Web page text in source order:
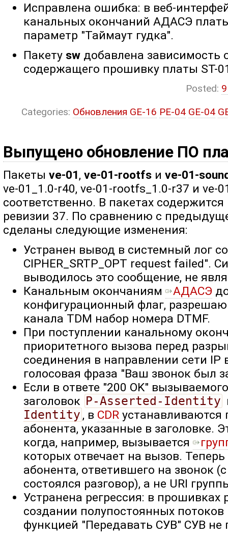
Исправлена ошибка: в веб-
канальных окончаний АДАСЭ
параметр "Таймаут гудка".
Пакету sw добавлена зависимость
содержащего прошивку платы ST-
Posted:
Categories: Обновления GE-16 PE-04 GE-04
Выпущено обновление ПО
Пакетыve-01,ve-01-rootfs иve-01-
ve-01_1.0-r40, ve-01-rootfs_1.0-r37 и ve-
соответственно. В пакетах
ревизии 37. По сравнению с
сделаны следующие изменения:
Устранен вывод в системный лог
CIPHER_SRTP_OPT request failed".
выводилось это сообщение, не
Канальным окончаниям АДАСЭ
конфигурационный флаг,
канала TDM набор номера DTMF.
При поступлении канальному
приоритетного вызова перед
соединения в направлении сети IP
голосовая фраза "Ваш звонок был
Если в ответе "200 OK"
заголовок P-Asserted-Identity
Identity , в CDR
абонента, указанные в заголовке.
когда, например, вызывается
которых отвечает на вызов.
абонента, ответившего на звонок
состоялся разговор), а не URI
Устранена регрессия: в прошивках
создании полупостоянных
функцией "Передавать СУВ" СУВ не